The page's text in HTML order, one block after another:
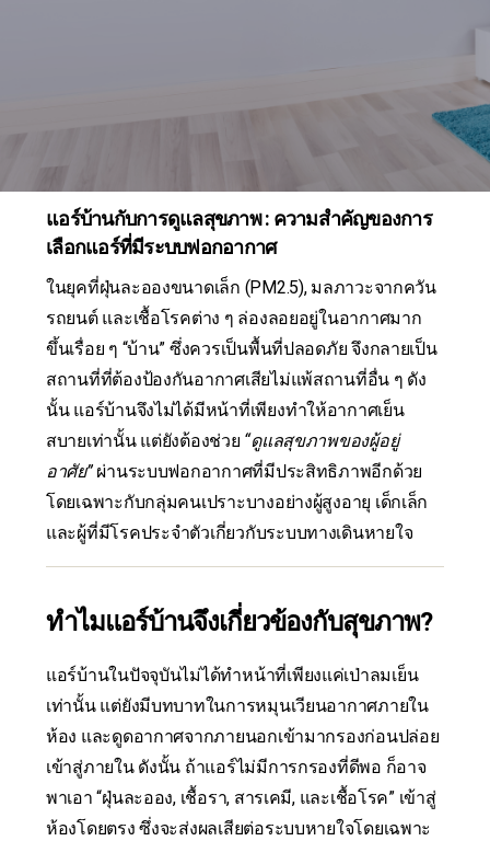
แอร์บ้านกับการดูแลสุขภาพ : ความสำคัญของการ
เลือกแอร์ที่มีระบบฟอกอากาศ
ในยุคที่ฝุ่นละอองขนาดเล็ก (PM2.5), มลภาวะจากควัน
รถยนต์ และเชื้อโรคต่าง ๆ ล่องลอยอยู่ในอากาศมาก
ขึ้นเรื่อย ๆ “บ้าน” ซึ่งควรเป็นพื้นที่ปลอดภัย จึงกลายเป็น
สถานที่ที่ต้องป้องกันอากาศเสียไม่แพ้สถานที่อื่น ๆ ดัง
นั้น แอร์บ้านจึงไม่ได้มีหน้าที่เพียงทำให้อากาศเย็น
สบายเท่านั้น แต่ยังต้องช่วย “ดูแลสุขภาพของผู้อยู่
อาศัย”ผ่านระบบฟอกอากาศที่มีประสิทธิภาพอีกด้วย
โดยเฉพาะกับกลุ่มคนเปราะบางอย่างผู้สูงอายุ เด็กเล็ก
และผู้ที่มีโรคประจำตัวเกี่ยวกับระบบทางเดินหายใจ
ทำไมแอร์บ้านจึงเกี่ยวข้องกับสุขภาพ?
แอร์บ้านในปัจจุบันไม่ได้ทำหน้าที่เพียงแค่เป่าลมเย็น
เท่านั้น แต่ยังมีบทบาทในการหมุนเวียนอากาศภายใน
ห้อง และดูดอากาศจากภายนอกเข้ามากรองก่อนปล่อย
เข้าสู่ภายใน ดังนั้น ถ้าแอร์ไม่มีการกรองที่ดีพอ ก็อาจ
พาเอา “ฝุ่นละออง, เชื้อรา, สารเคมี, และเชื้อโรค” เข้าสู่
ห้องโดยตรง ซึ่งจะส่งผลเสียต่อระบบหายใจโดยเฉพาะ